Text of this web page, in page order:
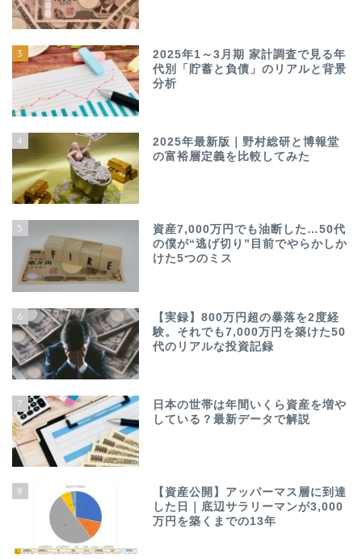
3
2025年1～3月期 家計調査で見る年
代別「貯蓄と負債」のリアルと背景
分析
4
2025年最新版｜野村総研と博報堂
の富裕層定義を比較してみた
5
資産7,000万円でも油断した…50代
の僕が“逃げ切り”目前でやらかしか
けた5つのミス
6
【実録】800万円超の暴落を2度経
験。それでも7,000万円を築けた50
代のリアルな投資記録
7
日本の世帯は年間いくら資産を増や
している？最新データで解説
8
【資産公開】アッパーマス層に到達
した日｜底辺サラリーマンが3,000
万円を築くまでの13年